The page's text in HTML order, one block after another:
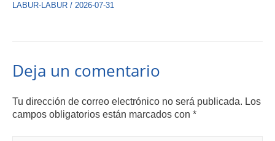
LABUR-LABUR / 2026-07-31
Deja un comentario
Tu dirección de correo electrónico no será publicada. Los
campos obligatorios están marcados con *